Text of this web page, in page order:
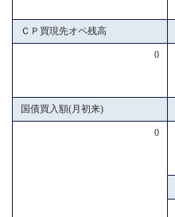
ＣＰ買現先オペ残高
0
国債買入額(月初来)
0